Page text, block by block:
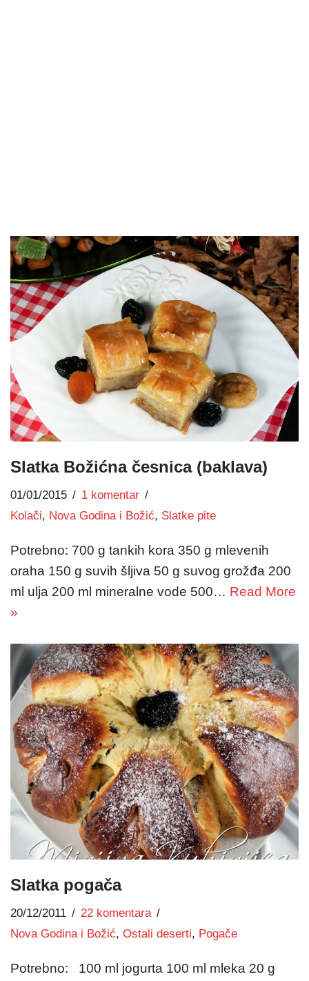
Slatka Božićna česnica (baklava)
01/01/2015
1 komentar
Kolači, Nova Godina i Božić, Slatke pite
Potrebno: 700 g tankih kora 350 g mlevenih
oraha 150 g suvih šljiva 50 g suvog grožđa 200
ml ulja 200 ml mineralne vode 500… Read More
»
Slatka pogača
20/12/2011
22 komentara
Nova Godina i Božić, Ostali deserti, Pogače
Potrebno: 100 ml jogurta 100 ml mleka 20 g